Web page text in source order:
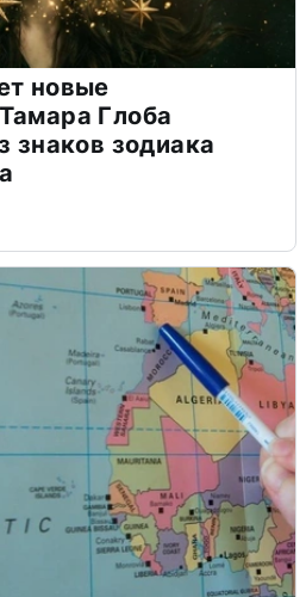
новые
Глоба
знаков зодиака